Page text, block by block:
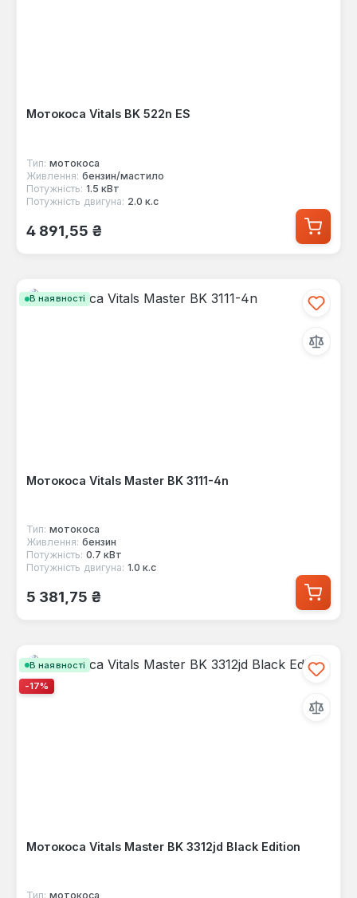
Мотокоса Vitals BK 522n ES
Тип: мотокоса
Живлення: бензин/мастило
Потужність: 1.5 кВт
Потужність двигуна: 2.0 к.с
Звичайна ціна:
4 891,55 ₴
В наявності
Мотокоса Vitals Master BK 3111-4n
Тип: мотокоса
Живлення: бензин
Потужність: 0.7 кВт
Потужність двигуна: 1.0 к.с
Звичайна ціна:
5 381,75 ₴
В наявності
-17%
Мотокоса Vitals Master BK 3312jd Black Edition
Тип: мотокоса